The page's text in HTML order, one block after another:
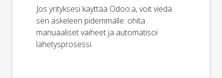
Jos yrityksesi käyttää Odoo:a, voit viedä
sen askeleen pidemmälle: ohita
manuaaliset vaiheet ja automatisoi
lähetysprosessi.